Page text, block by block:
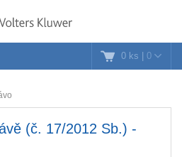
0 ks | 0
(č. 17/2012 Sb.) -